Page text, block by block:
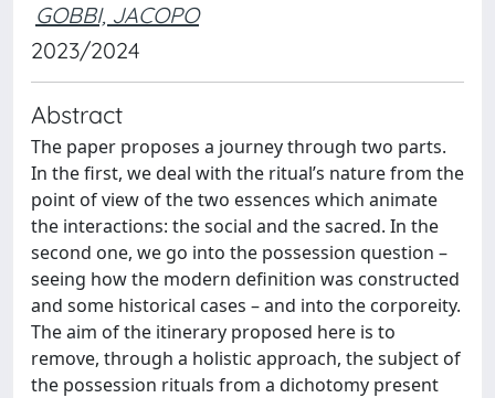
GOBBI, JACOPO
2023/2024
Abstract
The paper proposes a journey through two parts.
In the first, we deal with the ritual’s nature from the
point of view of the two essences which animate
the interactions: the social and the sacred. In the
second one, we go into the possession question –
seeing how the modern definition was constructed
and some historical cases – and into the corporeity.
The aim of the itinerary proposed here is to
remove, through a holistic approach, the subject of
the possession rituals from a dichotomy present